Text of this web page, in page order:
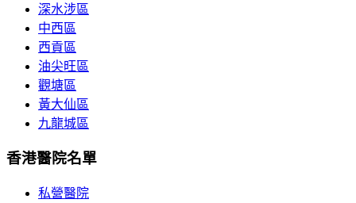
深水涉區
中西區
西貢區
油尖旺區
觀塘區
黃大仙區
九龍城區
香港醫院名單
私營醫院